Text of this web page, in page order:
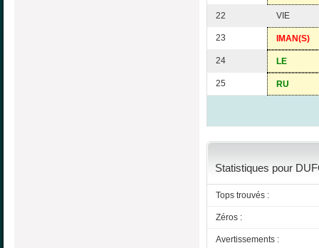
22 VIE
23 IMAN(S)
24 LE
25 RU
Statistiques pour
Tops trouvés :
Zéros :
Avertissements :